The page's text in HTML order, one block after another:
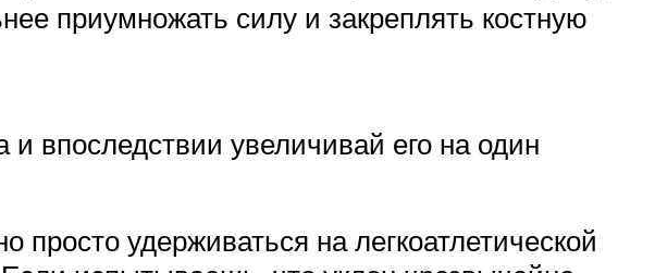
приумножать силу и закреплять костную
и впоследствии увеличивай его на один
удерживаться на легкоатлетической